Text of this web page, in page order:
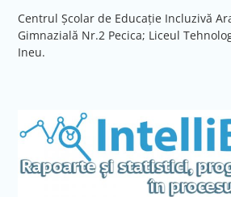
Centrul Școlar de Educație Incluzivă
Gimnazială Nr.2 Pecica; Liceul
Ineu.